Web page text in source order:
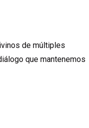
de múltiples
que mantenemos